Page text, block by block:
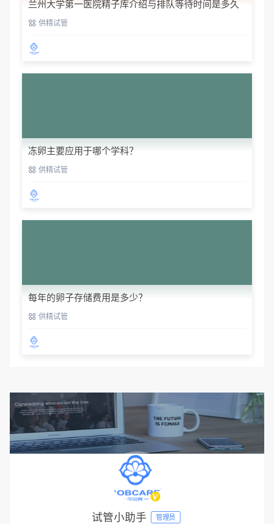
兰州大学第一医院精子库介绍与排队等待时间是多久
供精试管
冻卵主要应用于哪个学科？
供精试管
每年的卵子存储费用是多少？
供精试管
试管小助手 管理员